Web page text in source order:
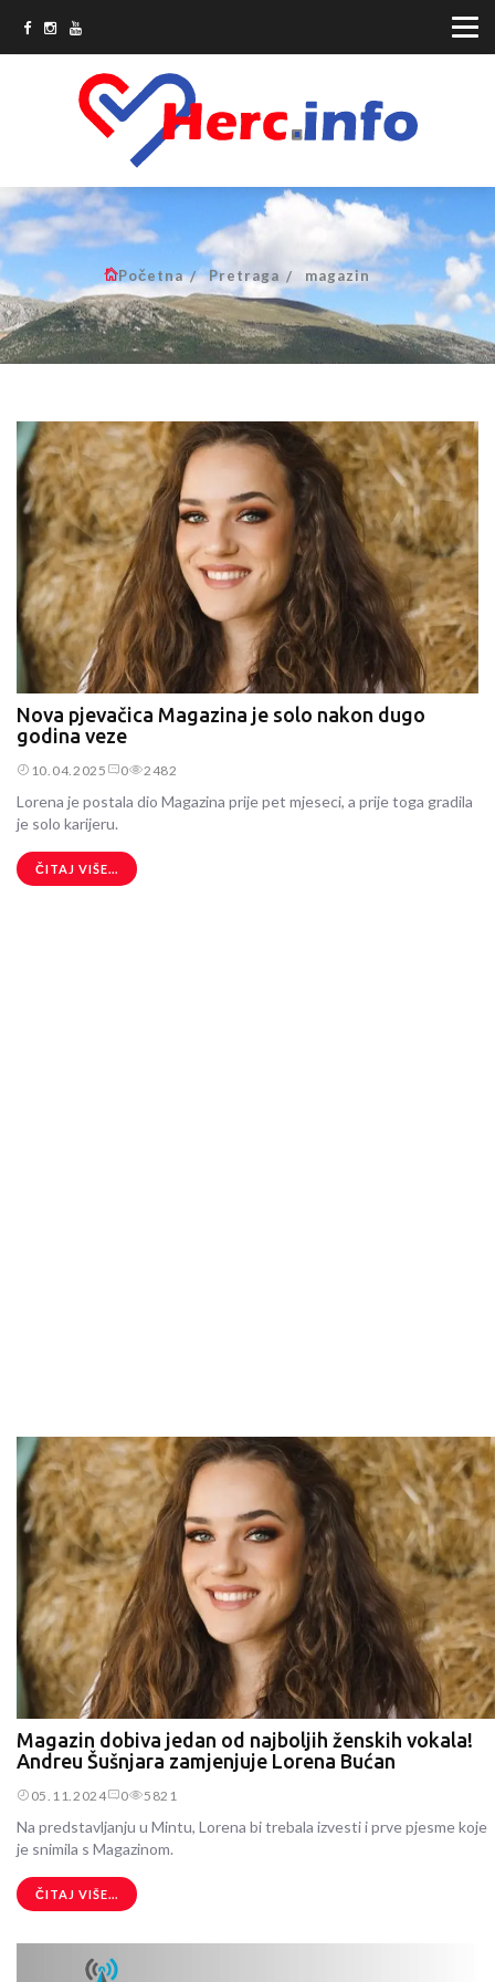
Početna Pretraga magazin
Nova pjevačica Magazina je solo nakon dugo
godina veze
10.04.2025 0 2482
Lorena je postala dio Magazina prije pet mjeseci, a prije toga gradila
je solo karijeru.
ČITAJ VIŠE...
Magazin dobiva jedan od najboljih ženskih vokala!
Andreu Šušnjara zamjenjuje Lorena Bućan
05.11.2024 0 5821
Na predstavljanju u Mintu, Lorena bi trebala izvesti i prve pjesme koje
je snimila s Magazinom.
ČITAJ VIŠE...